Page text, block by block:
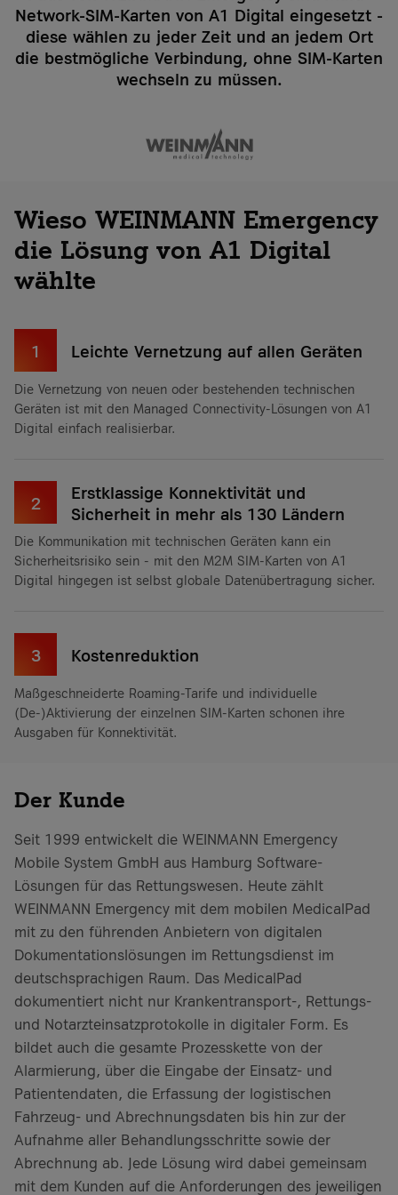
Network-SIM-Karten von A1 Digital eingesetzt -
diese wählen zu jeder Zeit und an jedem Ort
die bestmögliche Verbindung, ohne SIM-Karten
wechseln zu müssen.
Wieso WEINMANN Emergency
die Lösung von A1 Digital
wählte
1 Leichte Vernetzung auf allen Geräten
Die Vernetzung von neuen oder bestehenden technischen
Geräten ist mit den Managed Connectivity-Lösungen von A1
Digital einfach realisierbar.
2
Erstklassige Konnektivität und
Sicherheit in mehr als 130 Ländern
Die Kommunikation mit technischen Geräten kann ein
Sicherheitsrisiko sein - mit den M2M SIM-Karten von A1
Digital hingegen ist selbst globale Datenübertragung sicher.
3 Kostenreduktion
Maßgeschneiderte Roaming-Tarife und individuelle
(De-)Aktivierung der einzelnen SIM-Karten schonen ihre
Ausgaben für Konnektivität.
Der Kunde
Seit 1999 entwickelt die WEINMANN Emergency
Mobile System GmbH aus Hamburg Software-
Lösungen für das Rettungswesen. Heute zählt
WEINMANN Emergency mit dem mobilen MedicalPad
mit zu den führenden Anbietern von digitalen
Dokumentationslösungen im Rettungsdienst im
deutschsprachigen Raum. Das MedicalPad
dokumentiert nicht nur Krankentransport-, Rettungs-
und Notarzteinsatzprotokolle in digitaler Form. Es
bildet auch die gesamte Prozesskette von der
Alarmierung, über die Eingabe der Einsatz- und
Patientendaten, die Erfassung der logistischen
Fahrzeug- und Abrechnungsdaten bis hin zur der
Aufnahme aller Behandlungsschritte sowie der
Abrechnung ab. Jede Lösung wird dabei gemeinsam
mit dem Kunden auf die Anforderungen des jeweiligen